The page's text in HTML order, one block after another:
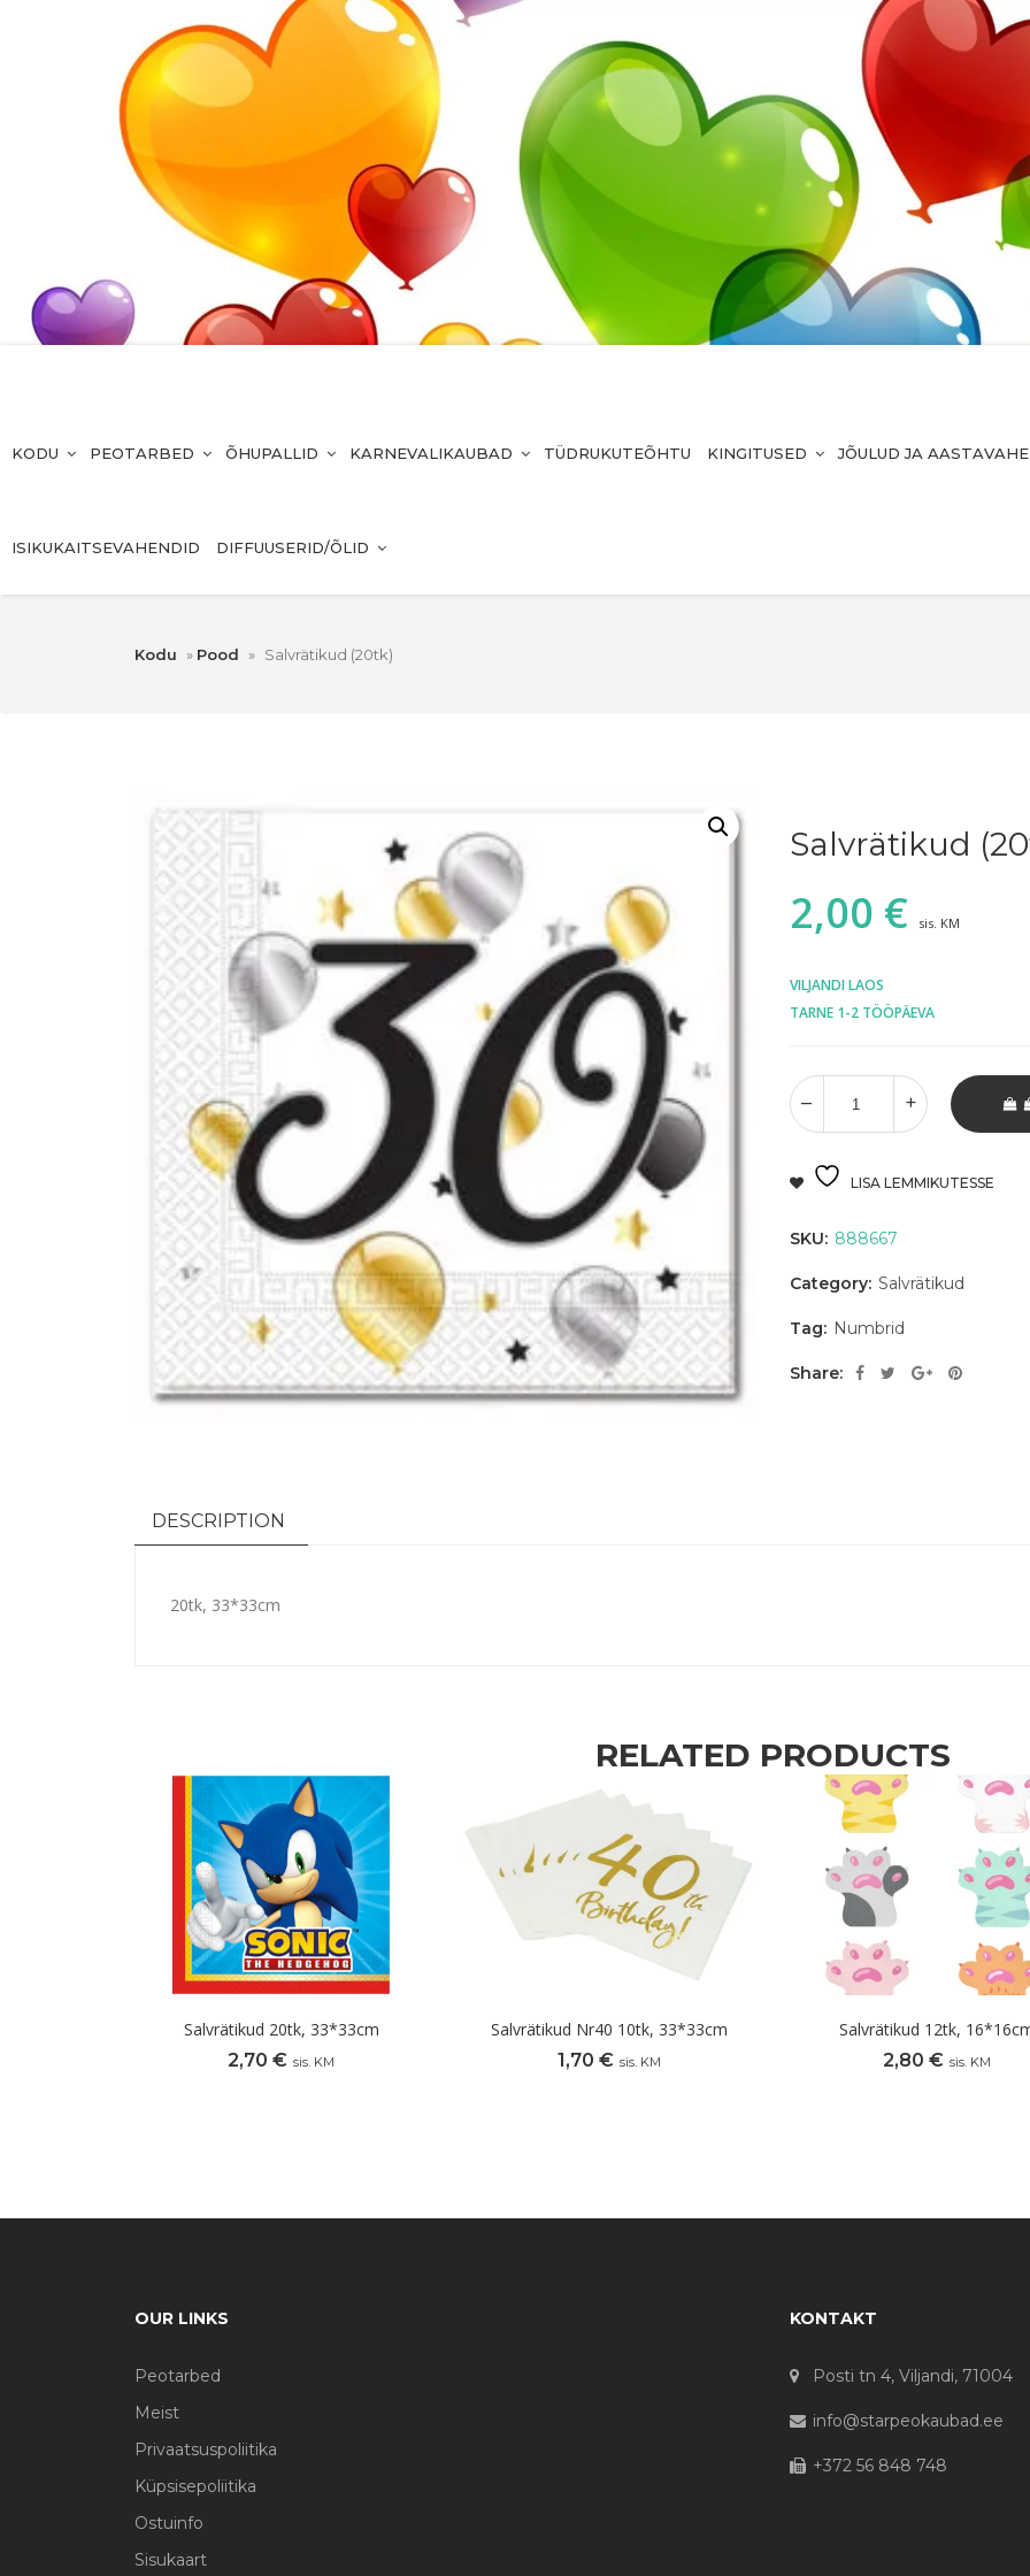
KODU PEOTARBED ÕHUPALLID KARNEVALIKAUBAD TÜDRUKUTEÕHTU KINGITUSED JÕULUD JA
ISIKUKAITSEVAHENDID DIFFUUSERID/ÕLID
Kodu » Pood » Salvrätikud (20tk)
Salvrätikud
2,00 € sis. KM
VILJANDI LAOS
TARNE 1-2 TÖÖPÄEVA
LISA LEMMIKUTESSE
SKU: 888667
Category: Salvrätikud
Tag: Numbrid
Share:
DESCRIPTION
20tk, 33*33cm
RELATED PRODUCTS
Salvrätikud 20tk, 33*33cm
2,70 € sis. KM
Salvrätikud Nr40 10tk, 33*33cm
1,70 € sis. KM
Salvrätikud 12tk,
2,80 € sis. KM
OUR LINKS
Peotarbed
Meist
Privaatsuspoliitika
Küpsisepoliitika
Ostuinfo
Sisukaart
KONTAKT
Posti tn 4, Viljandi, 71004
info@starpeokaubad.ee
+372 56 848 748